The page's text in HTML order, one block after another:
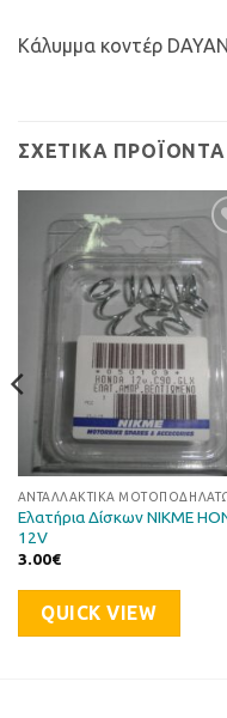
Κάλυμμα κοντέρ
ΣΧΕΤΙΚΆ ΠΡΟΪΌΝΤΑ
στη
ΑΝΤΑΛΛΑΚΤΙΚΆ
Ελατήρια Δίσκων NIKME
12V
3.00€
QUICK VIEW